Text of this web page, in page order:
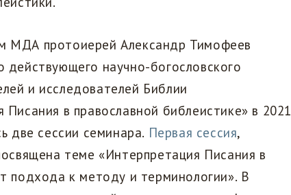
МДА протоиерей Александр Тимофеев
действующего научно-богословского
и исследователей Библии
Писания в православной библеистике» в 2021
две сессии семинара. Первая сессия,
теме «Интерпретация Писания в
подхода к методу и терминологии». В